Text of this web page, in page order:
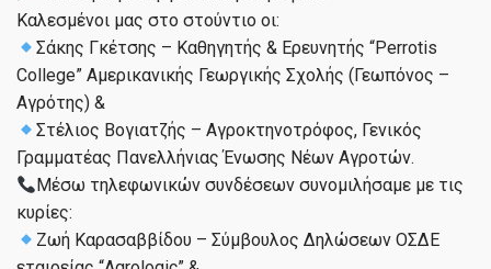
Καλεσμένοι μας στο στούντιο οι:
Σάκης Γκέτσης – Καθηγητής & Ερευνητής “Perrotis
College” Αμερικανικής Γεωργικής Σχολής (Γεωπόνος –
Αγρότης) &
Στέλιος Βογιατζής – Αγροκτηνοτρόφος, Γενικός
Γραμματέας Πανελλήνιας Ένωσης Νέων Αγροτών.
Μέσω τηλεφωνικών συνδέσεων συνομιλήσαμε με τις
κυρίες:
Ζωή Καρασαββίδου – Σύμβουλος Δηλώσεων ΟΣΔΕ